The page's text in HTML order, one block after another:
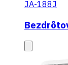
JA-188J